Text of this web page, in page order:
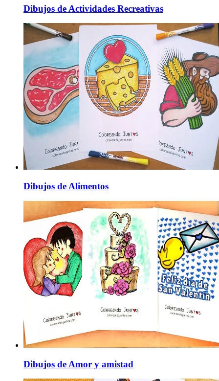
Dibujos de Actividades Recreativas
Dibujos de Alimentos
Dibujos de Amor y amistad